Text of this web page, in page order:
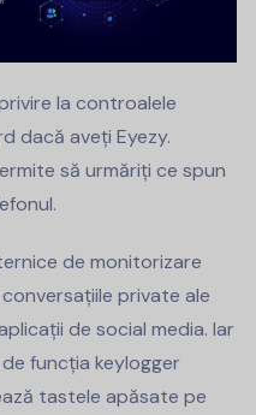
la controalele
dacă aveți Eyezy.
să urmăriți ce spun
de monitorizare
private ale
de social media. Iar
funcția keylogger
tastele apăsate pe